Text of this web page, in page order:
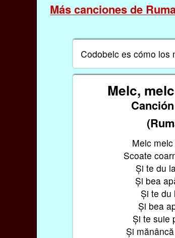
Más canciones de
Codobelc es cómo los
Melc,
Melc
Scoate
Și te du
Și bea
Și te du
Și bea
Și te suie
Și